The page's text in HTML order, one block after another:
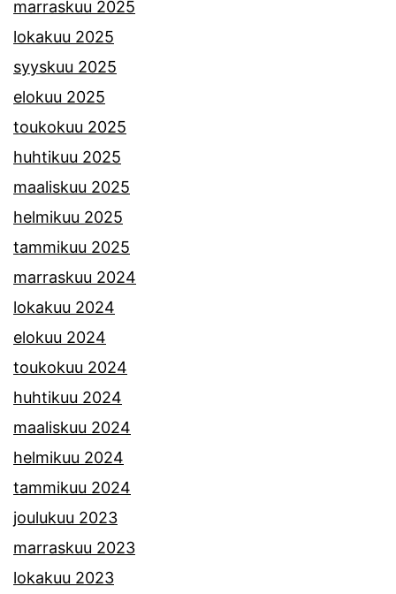
marraskuu 2025
lokakuu 2025
syyskuu 2025
elokuu 2025
toukokuu 2025
huhtikuu 2025
maaliskuu 2025
helmikuu 2025
tammikuu 2025
marraskuu 2024
lokakuu 2024
elokuu 2024
toukokuu 2024
huhtikuu 2024
maaliskuu 2024
helmikuu 2024
tammikuu 2024
joulukuu 2023
marraskuu 2023
lokakuu 2023